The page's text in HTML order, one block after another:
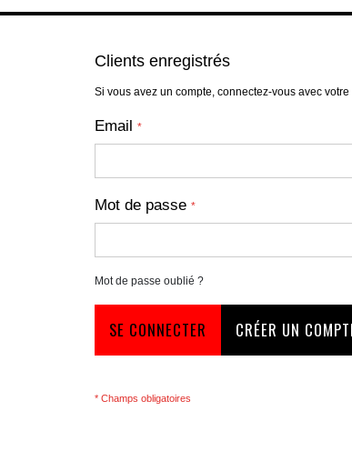
Clients enregistrés
Si vous avez un compte, connectez-vous avec
Email
Mot de passe
Mot de passe oublié ?
SE CONNECTER CRÉER UN